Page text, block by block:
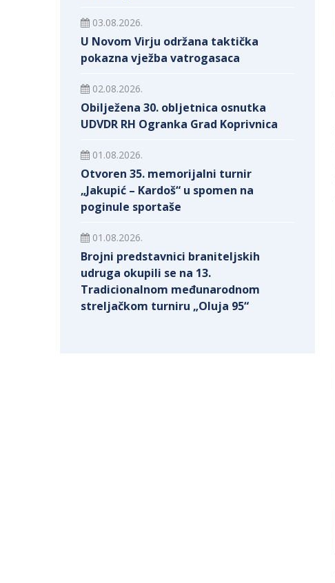
03.08.2026.
U Novom Virju održana taktička
pokazna vježba vatrogasaca
02.08.2026.
Obilježena 30. obljetnica osnutka
UDVDR RH Ogranka Grad Koprivnica
01.08.2026.
Otvoren 35. memorijalni turnir
„Jakupić – Kardoš“ u spomen na
poginule sportaše
01.08.2026.
Brojni predstavnici braniteljskih
udruga okupili se na 13.
Tradicionalnom međunarodnom
streljačkom turniru „Oluja 95“